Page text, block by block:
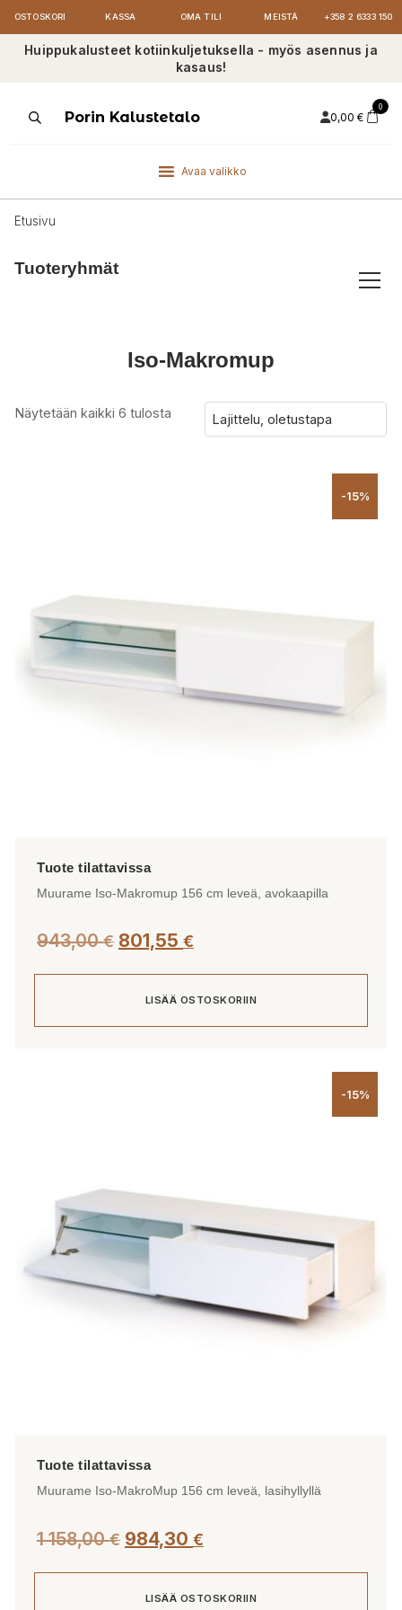
OSTOSKORI KASSA OMA TILI MEISTÄ +358 2 6333 150
Huippukalusteet kotiinkuljetuksella - myös asennus ja
kasaus!
ProductsPorin Kalustetalo 0,00 €
0
Avaa valikko
Etusivu
Tuoteryhmät
Iso-Makromup
Näytetään kaikki 6 tulosta
-15%
Muurame Iso-Makromup 156 cm leveä, avokaapilla
943,00€ 801,55 €
LISÄÄ OSTOSKORIIN
-15%
Muurame Iso-MakroMup 156 cm leveä, lasihyllyllä
1 158,00€ 984,30 €
LISÄÄ OSTOSKORIIN